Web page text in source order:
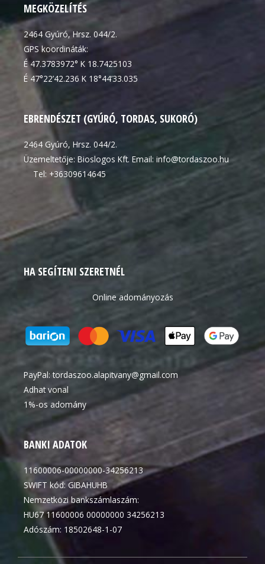
MEGKÖZELÍTÉS
2464 Gyúró, Hrsz. 044/2.
GPS koordináták:
É 47.3783972° K 18.7425103
É 47°22’42.236 K 18°44’33.035
EBRENDÉSZET (GYÚRÓ, TORDAS, SUKORÓ)
2464 Gyúró, Hrsz. 044/2.
Üzemeltetője: Bioslogos Kft. Email: info@tordaszoo.hu
Tel: +36309614645
HA SEGÍTENI SZERETNÉL
Online adományozás
PayPal:tordaszoo.alapitvany@gmail.com
Adhat vonal
1%-os adomány
BANKI ADATOK
11600006-00000000-34256213
SWIFT kód: GIBAHUHB
Nemzetközi bankszámlaszám:
HU67 11600006 00000000 34256213
Adószám: 18502648-1-07